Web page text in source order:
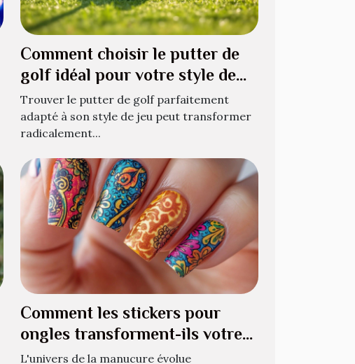
Comment choisir le putter de
golf idéal pour votre style de
jeu ?
Trouver le putter de golf parfaitement
adapté à son style de jeu peut transformer
radicalement...
Comment les stickers pour
ongles transforment-ils votre
manucure quotidienne ?
L'univers de la manucure évolue